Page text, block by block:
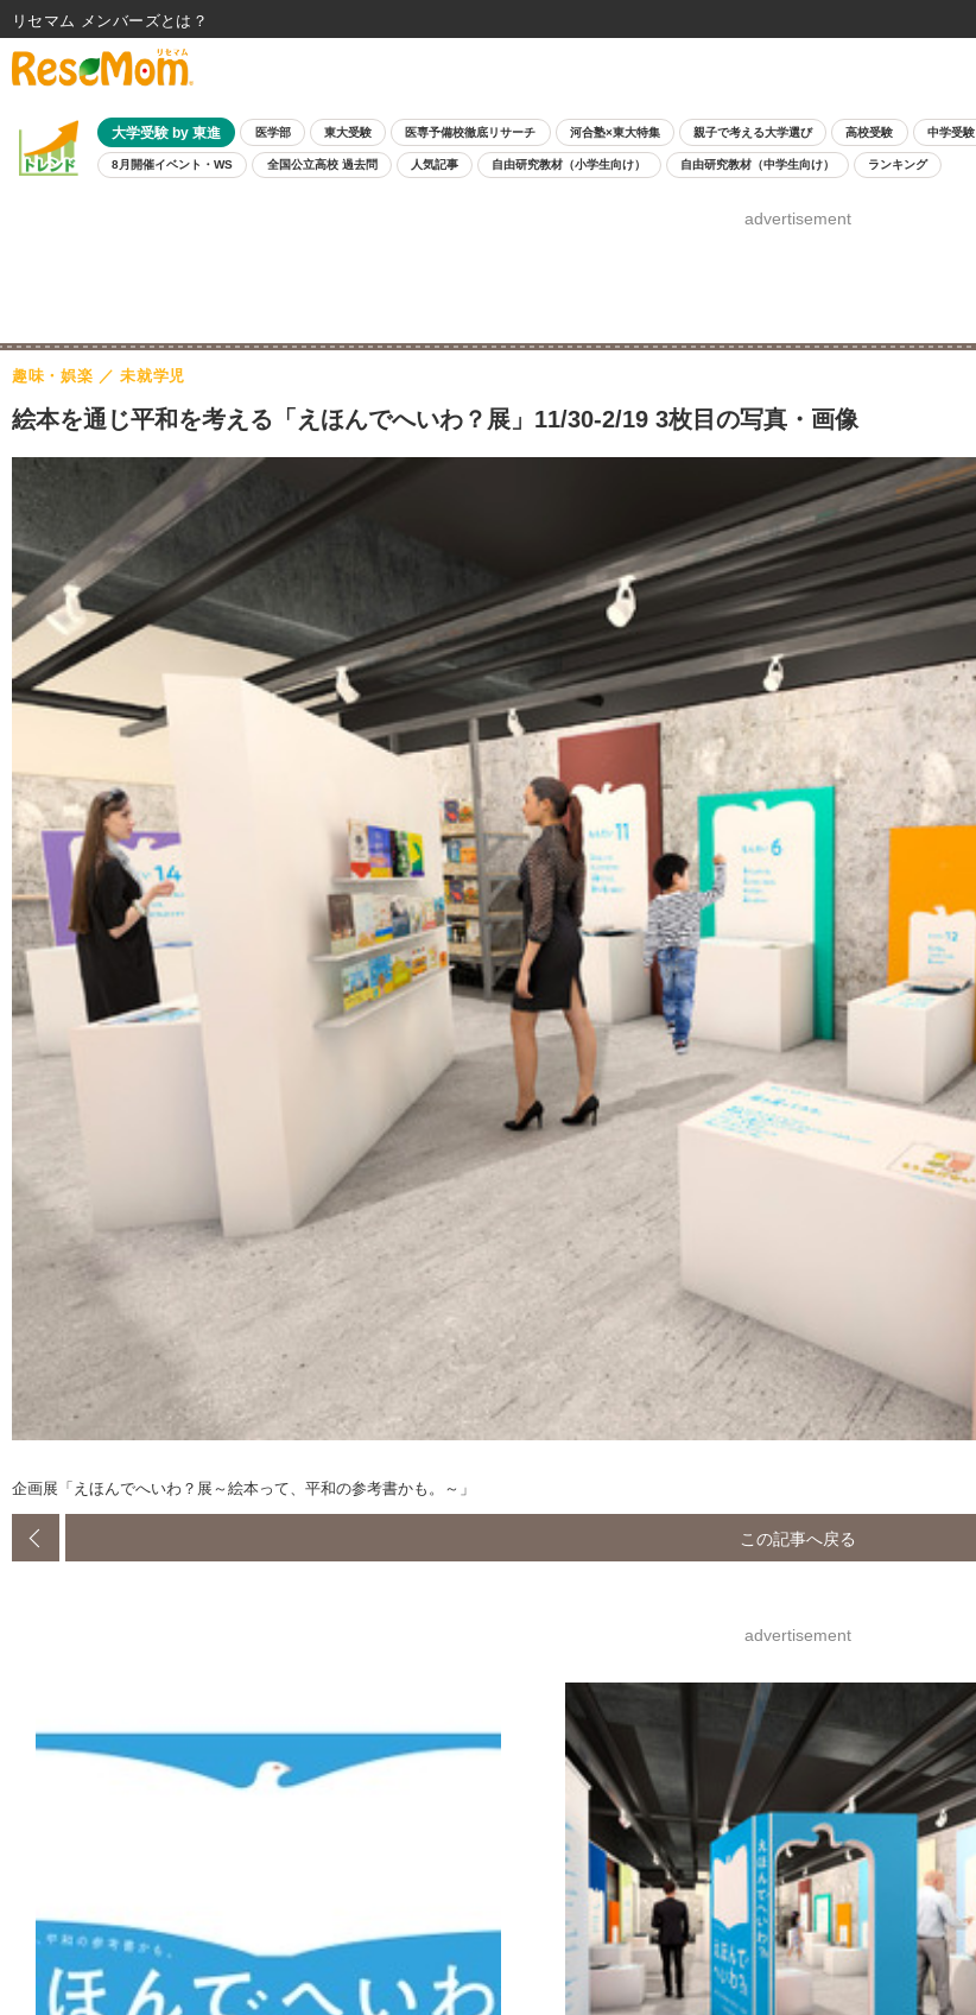
大学受験 by 東進 医学部 東大受験 医専予備校徹底リサーチ 河合塾×東大特集 親子で考える大学選び 高校受験 中学受験
8月開催イベント・WS 全国公立高校 過去問 人気記事 自由研究教材（小学生向け） 自由研究教材（中学生向け） ランキング
advertisement
絵本を通じ平和を考える「えほんでへいわ？展」11/30-2/19 3枚目の写真・画像
趣味・娯楽 未就学児
企画展「えほんでへいわ？展～絵本って、平和の参考書かも。～」
この記事へ戻る
advertisement
リセマム メンバーズ